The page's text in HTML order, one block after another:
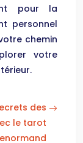
pour la
personnel
chemin
votre
des
le tarot